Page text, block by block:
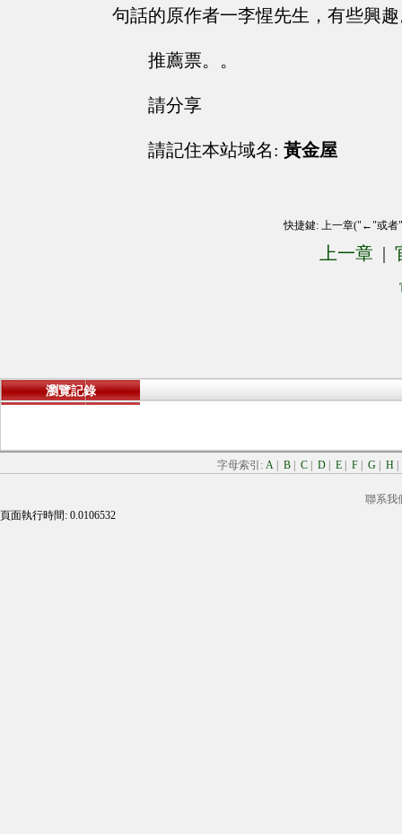
句話的原作者一李惺先生，有些興趣
推薦票。。
請分享
請記住本站域名: 黃金屋
快捷鍵: 上一章("←"或
上一章 |
瀏覽記錄
字母索引: A B C D E F G H
聯系我
頁面執行時間: 0.0106532